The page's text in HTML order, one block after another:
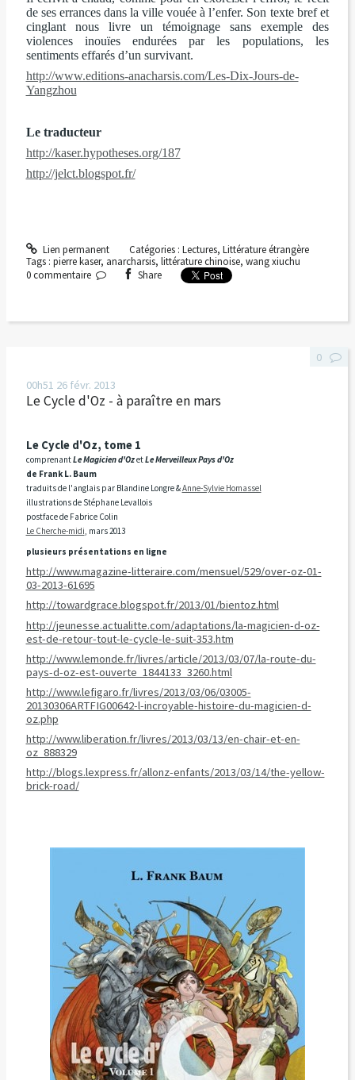
de ses errances dans la ville vouée à l’enfer. Son texte bref et
cinglant nous livre un témoignage sans exemple des
violences inouïes endurées par les populations, les
sentiments effarés d’un survivant.
http://www.editions-anacharsis.com/Les-Dix-Jours-de-
Yangzhou
Le traducteur
http://kaser.hypotheses.org/187
http://jelct.blogspot.fr/
Lien permanent Catégories : Lectures, Littérature étrangère
Tags : pierre kaser, anarcharsis, littérature chinoise, wang xiuchu
0 commentaire Share
00h51 26 févr. 2013
Le Cycle d'Oz - à paraître en mars
Le Cycle d'Oz, tome 1
comprenantLe Magicien d'OzetLe Merveilleux Pays d'Oz
de Frank L. Baum
traduits de l'anglais par Blandine Longre &Anne-Sylvie Homassel
illustrations de Stéphane Levallois
postface de Fabrice Colin
Le Cherche-midi, mars 2013
plusieurs présentations en ligne
http://www.magazine-litteraire.com/mensuel/529/over-oz-01-
03-2013-61695
http://towardgrace.blogspot.fr/2013/01/bientoz.html
http://jeunesse.actualitte.com/adaptations/la-magicien-d-oz-
est-de-retour-tout-le-cycle-le-suit-353.htm
http://www.lemonde.fr/livres/article/2013/03/07/la-route-du-
pays-d-oz-est-ouverte_1844133_3260.html
http://www.lefigaro.fr/livres/2013/03/06/03005-
20130306ARTFIG00642-l-incroyable-histoire-du-magicien-d-
oz.php
http://www.liberation.fr/livres/2013/03/13/en-chair-et-en-
oz_888329
http://blogs.lexpress.fr/allonz-enfants/2013/03/14/the-yellow-
brick-road/
0